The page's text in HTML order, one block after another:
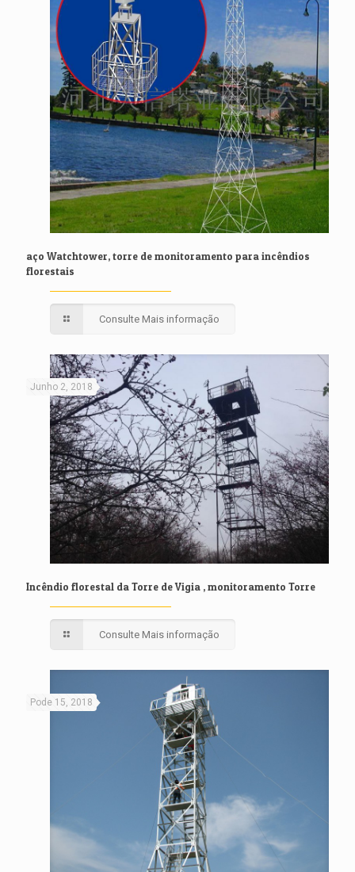
aço Watchtower, torre de monitoramento para incêndios
florestais
Consulte Mais informação
Junho 2, 2018
Incêndio florestal da Torre de Vigia , monitoramento Torre
Consulte Mais informação
Pode 15, 2018